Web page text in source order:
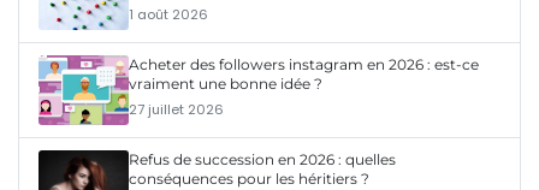
1 août 2026
Acheter des followers instagram en 2026 : est-ce
vraiment une bonne idée ?
27 juillet 2026
Refus de succession en 2026 : quelles
conséquences pour les héritiers ?